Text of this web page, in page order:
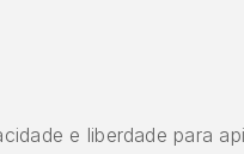
e liberdade para